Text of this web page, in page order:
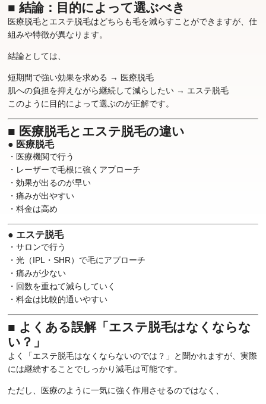
■ 結論：目的によって選ぶべき
医療脱毛とエステ脱毛はどちらも毛を減らすことができますが、仕
組みや特徴が異なります。
結論としては、
短期間で強い効果を求める → 医療脱毛
肌への負担を抑えながら継続して減らしたい → エステ脱毛
このように目的によって選ぶのが正解です。
■ 医療脱毛とエステ脱毛の違い
● 医療脱毛
・医療機関で行う
・レーザーで毛根に強くアプローチ
・効果が出るのが早い
・痛みが出やすい
・料金は高め
● エステ脱毛
・サロンで行う
・光（IPL・SHR）で毛にアプローチ
・痛みが少ない
・回数を重ねて減らしていく
・料金は比較的通いやすい
■ よくある誤解「エステ脱毛はなくならな
い？」
よく「エステ脱毛はなくならないのでは？」と聞かれますが、実際
には継続することでしっかり減毛は可能です。
ただし、医療のように一気に強く作用させるのではなく、